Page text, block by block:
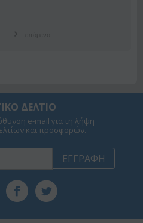
ΔΕΛΤΙΟ
e-mail για τη λήψη
και προσφορών.
ΕΓΓΡΑΦΉ